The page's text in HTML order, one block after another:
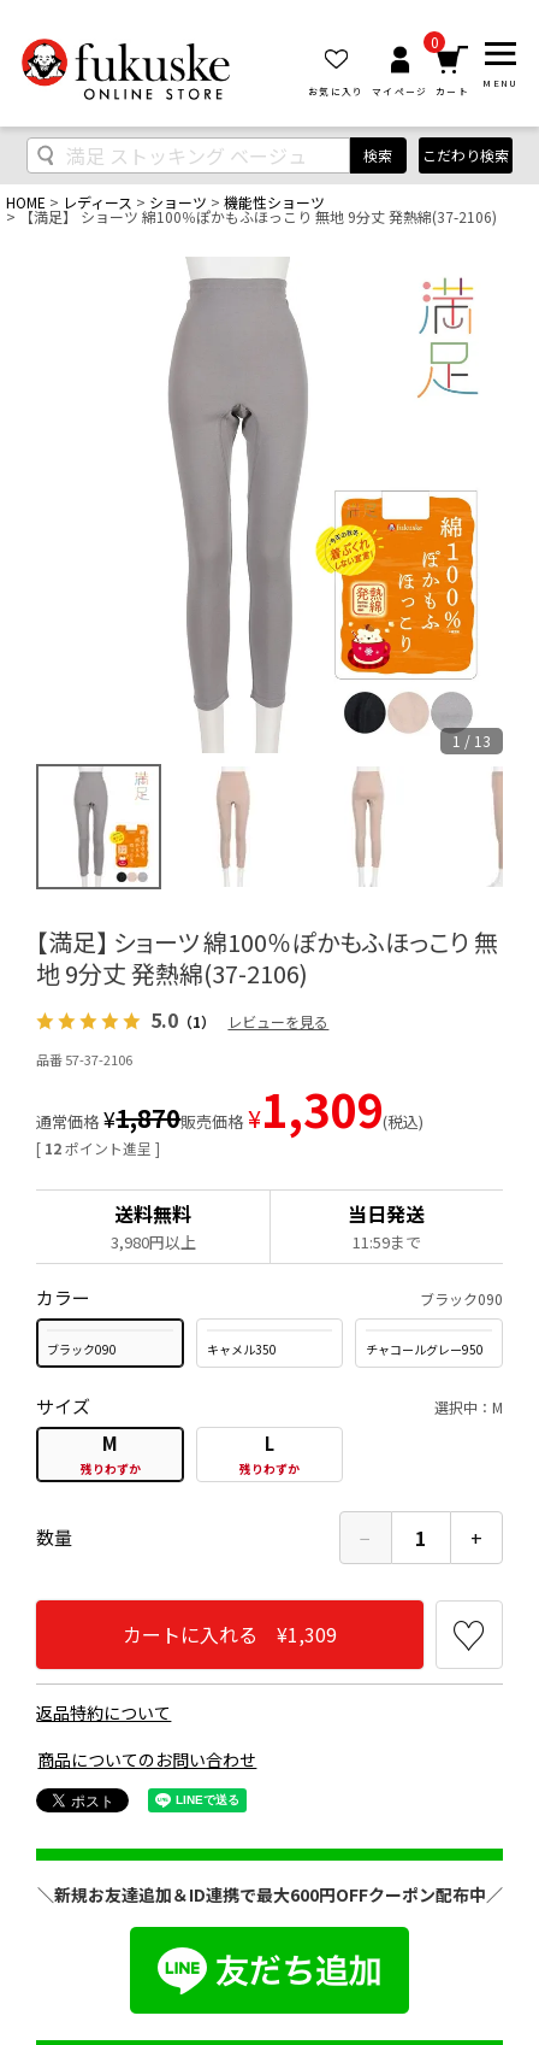
お気に入り マイページ
0
カート
MENU
検索 こだわり検索
HOME レディース ショーツ 機能性ショーツ
【満足】 ショーツ 綿100％ぽかもふほっこり 無地 9分丈 発熱綿(37-2106)
1 / 13
【満足】 ショーツ 綿100％ぽかもふほっこり 無
地 9分丈 発熱綿(37-2106)
5.0 （1） レビューを見る
品番 57-37-2106
[ 12 ポイント進呈 ]
通常価格 ¥1,870販売価格 ¥1,309 税込
送料無料
3,980円以上
当日発送
11:59まで
カラー ブラック090
ブラック090 キャメル350 チャコールグレー950
サイズ 選択中：M
M
残りわずか
L
残りわずか
数量 − 1 +
カートに入れる ¥1,309
返品特約について
商品についてのお問い合わせ
＼新規お友達追加＆ID連携で最大600円OFFクーポン配布中／